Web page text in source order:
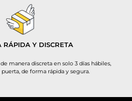
RÁPIDA Y DISCRETA
manera discreta en solo 3 días hábiles,
de forma rápida y segura.